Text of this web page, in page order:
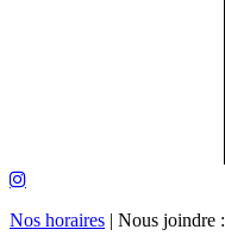
Nos horaires | Nous joindre :